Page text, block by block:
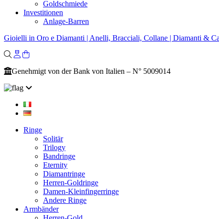
Goldschmiede
Investitionen
Anlage-Barren
Gioielli in Oro e Diamanti | Anelli, Bracciali, Collane | Diamanti &
Genehmigt von der Bank von Italien – N° 5009014
Ringe
Solitär
Trilogy
Bandringe
Eternity
Diamantringe
Herren-Goldringe
Damen-Kleinfingerringe
Andere Ringe
Armbänder